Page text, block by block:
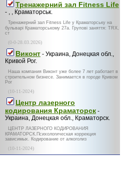
Тренажерний зал Fitness Life
- , , Краматорськ.
Тренажерний зал Fitness Life у Краматорську на
бульварі Краматорському 27а. Групові заняття: TRX,
ст
(0-0-28.03.2026)
Виконт - Украина, Донецкая обл.,
Кривой Рог.
Наша компания Виконт уже более 7 лет работает в
строительном бизнесе. Занимается в городе Кривом
Рог
(10-11-2024)
Центр лазерного
кодирования Краматорск -
Украина, Донецкая обл., Краматорск.
ЦЕНТР ЛАЗЕРНОГО КОДИРОВАНИЯ
КРАМАТОРСК.Психологическая коррекция
зависимых. Кодирование от алкоголиз
(10-11-2024)